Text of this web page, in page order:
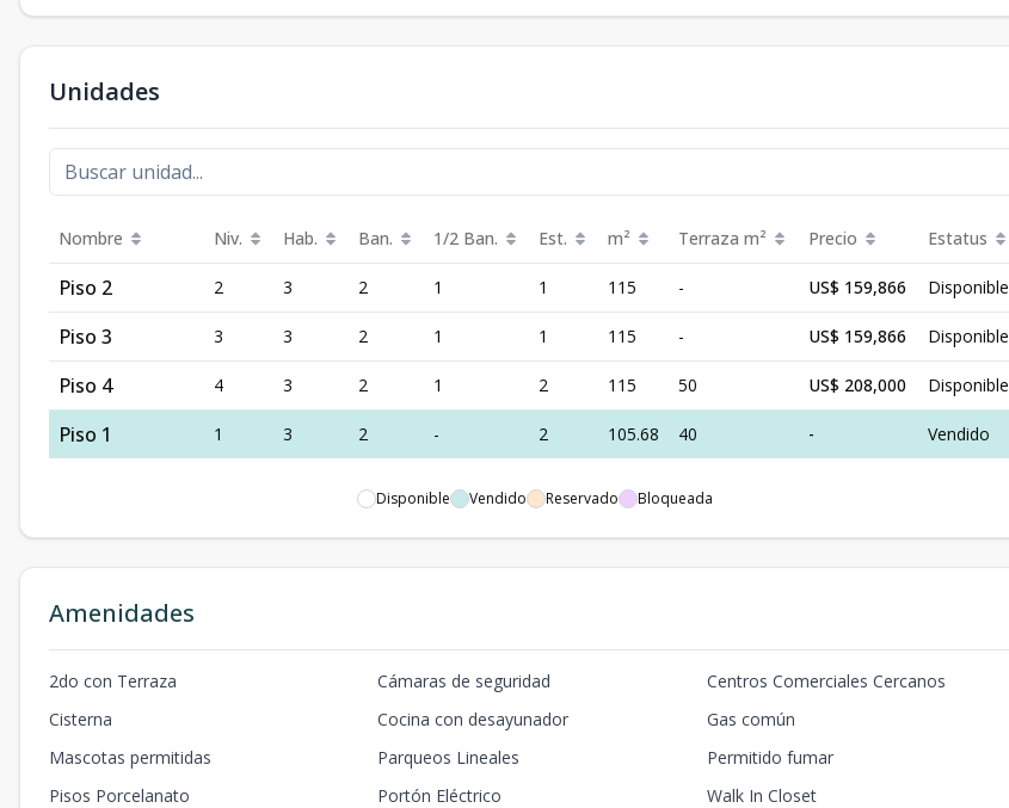
Unidades
Nombre Niv. Hab. Ban. 1/2 Ban. Est. m² Terraza m² Precio Estatus
Piso 2 2 3 2 1 1 115 - US$ 159,866 Disponible
Piso 3 3 3 2 1 1 115 - US$ 159,866 Disponible
Piso 4 4 3 2 1 2 115 50 US$ 208,000 Disponible
Piso 1 1 3 2 - 2 105.68 40 - Vendido
Disponible Vendido Reservado Bloqueada
Amenidades
2do con Terraza Cámaras de seguridad
Centros Comerciales Cercanos
Cisterna
Cocina con desayunador
Gas común
Mascotas permitidas
Parqueos Lineales
Permitido fumar
Pisos Porcelanato
Portón Eléctrico Walk In Closet